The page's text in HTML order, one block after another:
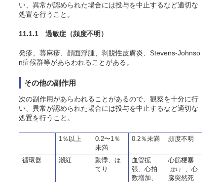
い、異常が認められた場合には投与を中止するなど適切な
処置を行うこと。
11.1.1 過敏症 （頻度不明）
発疹、蕁麻疹、顔面浮腫、剥脱性皮膚炎、Stevens-Johnso
n症候群等があらわれることがある。
その他の副作用
次の副作用があらわれることがあるので、観察を十分に行
い、異常が認められた場合には投与を中止するなど適切な
処置を行うこと。
1％以上
0.2〜1％
未満
0.2％未満 頻度不明
循環器 潮紅
動悸、ほ
てり
血管拡
張、心拍
数増加、
心筋梗塞
注1）
、心
臓突然死